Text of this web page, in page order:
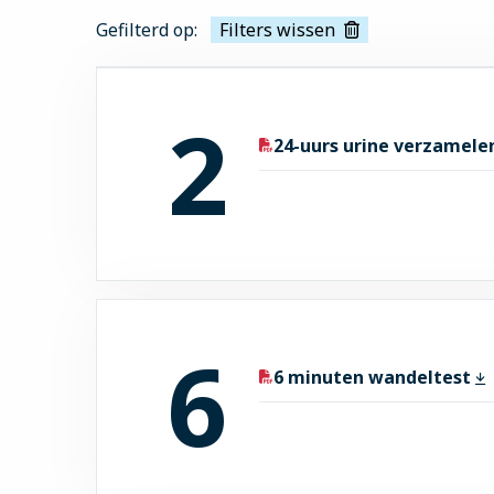
Gefilterd op: Filters wissen
2 24-uurs urine
6 6 minuten wandeltest